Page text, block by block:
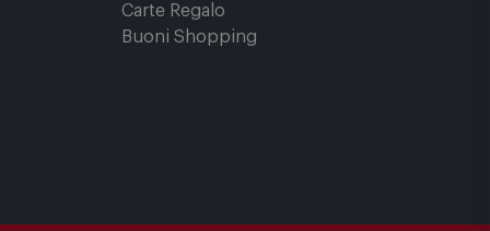
Carte Regalo
Buoni Shopping